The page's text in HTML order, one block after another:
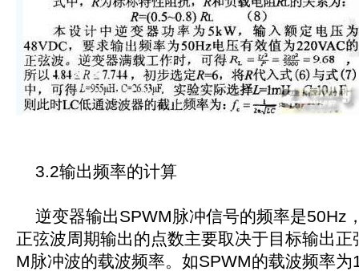
3.2输出频率的计算
逆变器输出SPWM脉冲信号的频率是50Hz
正弦波周期输出的点数主要取决于目标输出
M脉冲波的载波频率。如SPWM的载波频率